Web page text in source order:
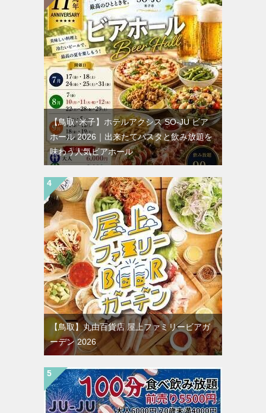
【鳥取･米子】ホテルアクシス SO-JU ビア
ホール 2026｜出来たてパスタと飲み放題を
味わう人気ビアホール
【鳥取】丸由百貨店 屋上ファミリービアガ
ーデン 2026